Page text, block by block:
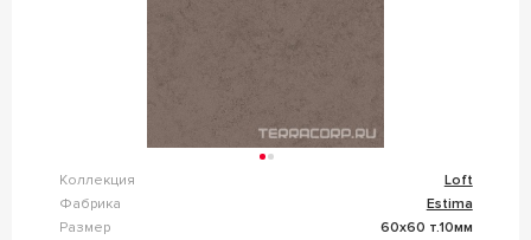
Коллекция
Loft
Фабрика
Estima
Размер
60x60 т.10мм